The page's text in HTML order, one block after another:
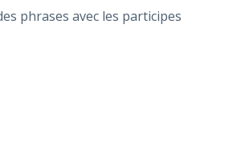
phrases avec les participes